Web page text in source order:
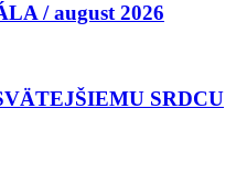
/ august 2026
SRDCU